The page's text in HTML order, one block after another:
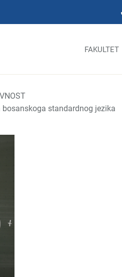
FAKULTET
standardnog jezika